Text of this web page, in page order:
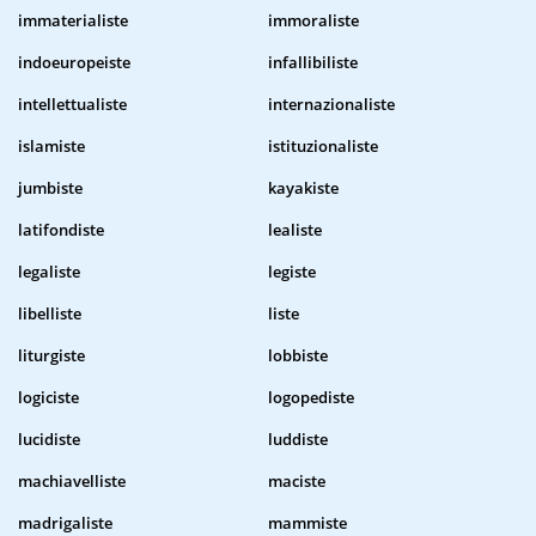
immaterialiste
immoraliste
indoeuropeiste
infallibiliste
intellettualiste
internazionaliste
islamiste
istituzionaliste
jumbiste
kayakiste
latifondiste
lealiste
legaliste
legiste
libelliste
liste
liturgiste
lobbiste
logiciste
logopediste
lucidiste
luddiste
machiavelliste
maciste
madrigaliste
mammiste